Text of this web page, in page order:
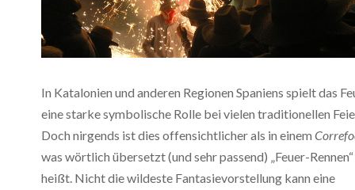
In Katalonien und anderen Regionen Spaniens spielt das
eine starke symbolische Rolle bei vielen traditionellen
Doch nirgends ist dies offensichtlicher als in einem
was wörtlich übersetzt (und sehr passend) „Feuer-Rennen“
heißt. Nicht die wildeste Fantasievorstellung kann eine